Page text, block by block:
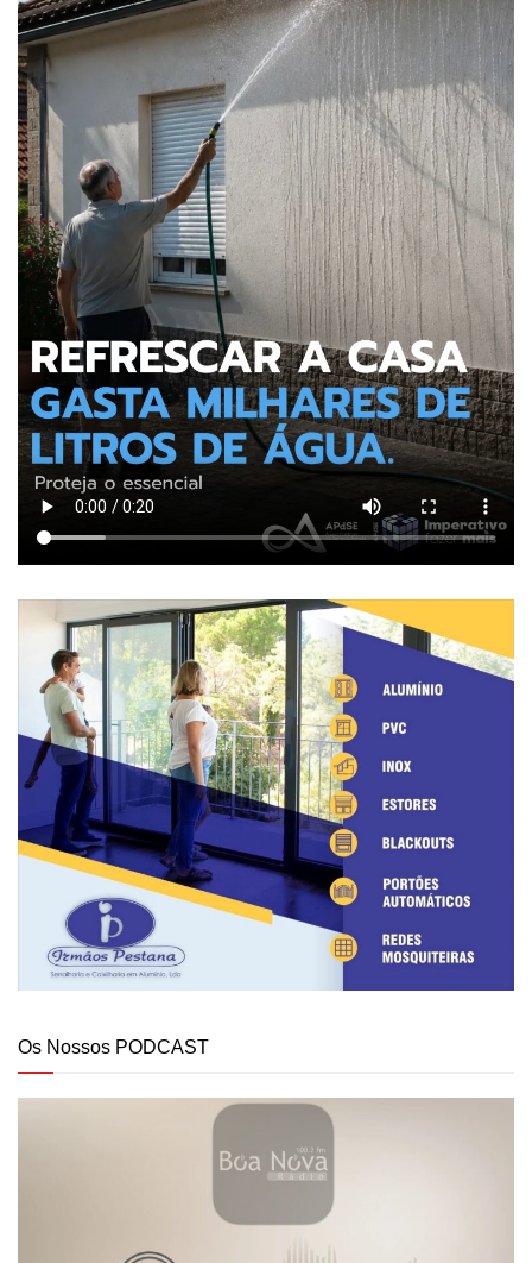
Os Nossos PODCAST